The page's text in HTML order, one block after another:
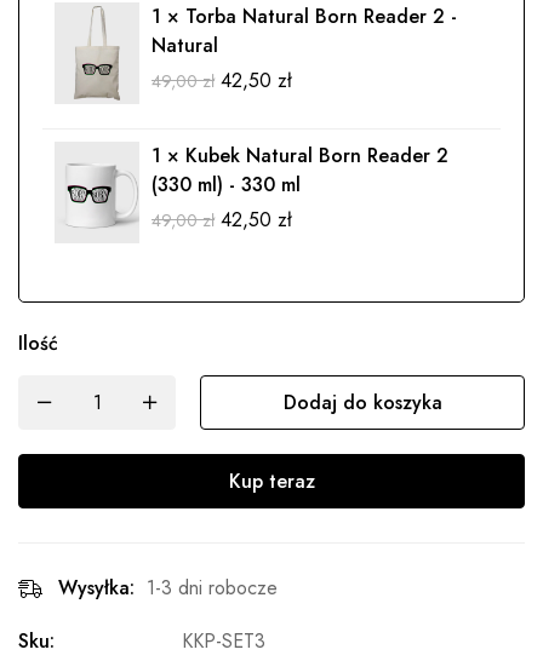
1 × Torba Natural Born Reader 2 -
Natural
49,00zł 42,50 zł
1 × Kubek Natural Born Reader 2
(330 ml) - 330 ml
49,00zł 42,50 zł
Ilość
Dodaj do koszyka
Kup teraz
Wysyłka: 1-3 dni robocze
Sku:
KKP-SET3